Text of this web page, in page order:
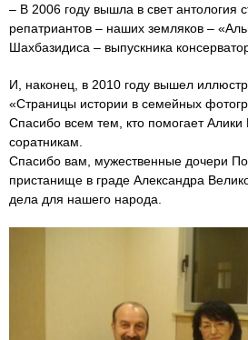
– В 2006 году вышла в свет антология
репатриантов – наших земляков –
Шахбазидиса – выпускника
И, наконец, в 2010 году вышел
«Страницы истории в семейных
Спасибо всем тем, кто помогает
соратникам.
Спасибо вам, мужественные дочери
пристанище в граде Александра
дела для нашего народа.